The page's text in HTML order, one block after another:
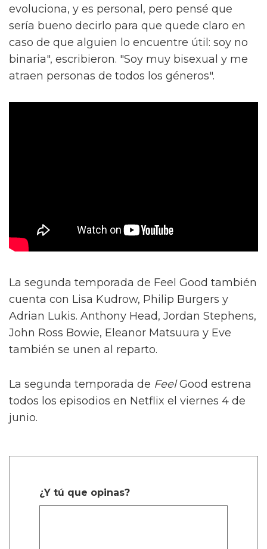
evoluciona, y es personal, pero pensé que
sería bueno decirlo para que quede claro en
caso de que alguien lo encuentre útil: soy no
binaria", escribieron. "Soy muy bisexual y me
atraen personas de todos los géneros".
La segunda temporada de Feel Good también
cuenta con Lisa Kudrow, Philip Burgers y
Adrian Lukis. Anthony Head, Jordan Stephens,
John Ross Bowie, Eleanor Matsuura y Eve
también se unen al reparto.
La segunda temporada de FeelGood estrena
todos los episodios en Netflix el viernes 4 de
junio.
¿Y tú que opinas?